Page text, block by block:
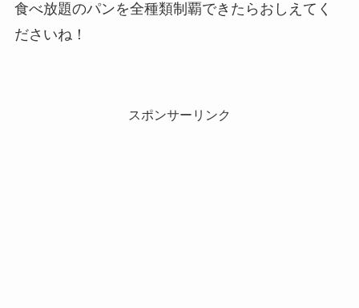
食べ放題のパンを全種類制覇できたらおしえてく
ださいね！
スポンサーリンク